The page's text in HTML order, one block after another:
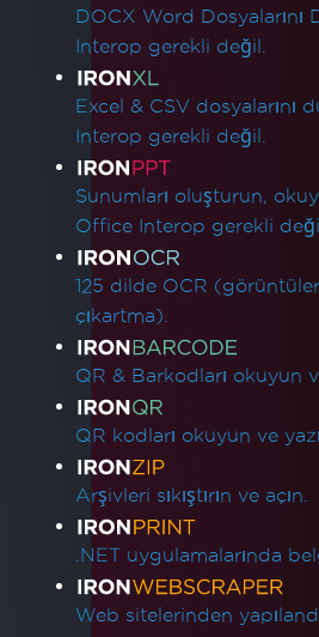
DOCX Word Dosyalarını
Interop gerekli değil.
Excel & CSV dosyalarını
Interop gerekli değil.
Sunumları oluşturun,
Office Interop gerekli
125 dilde OCR
çıkartma).
QR & Barkodları okuyun
QR kodları okuyun ve
Arşivleri sıkıştırın ve açın.
.NET uygulamalarında
Web sitelerinden